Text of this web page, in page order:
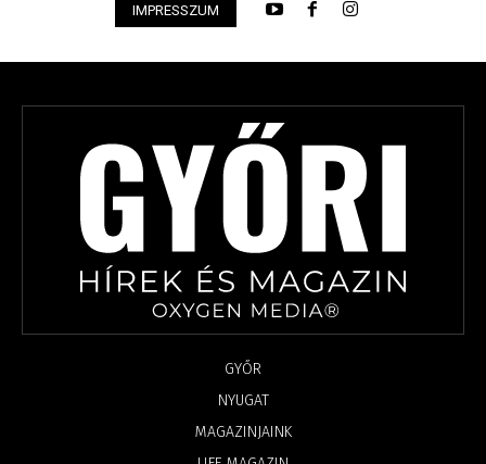
IMPRESSZUM
GYŐR
NYUGAT
MAGAZINJAINK